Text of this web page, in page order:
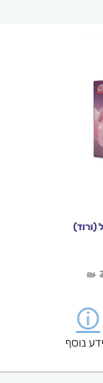
(ורוד)
₪
נוסף